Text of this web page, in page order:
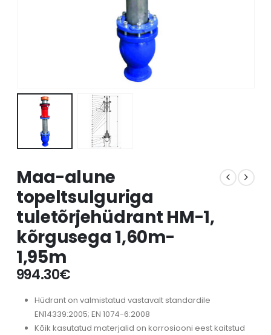
Maa-alune
topeltsulguriga
tuletõrjehüdrant HM-1,
kõrgusega 1,60m-
1,95m
994.30€
Hüdrant on valmistatud vastavalt standardile
EN14339:2005; EN 1074-6:2008
Kõik kasutatud materjalid on korrosiooni eest kaitstud